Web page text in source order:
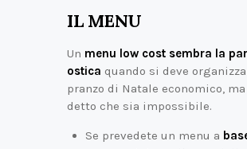
IL MENU
Un menu low cost sembra la
ostica quando si deve
pranzo di Natale economico, ma
detto che sia impossibile.
Se prevedete un menu a